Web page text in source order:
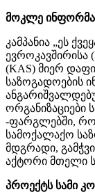
მოკლე
კამპანია „ეს
ევროკავშირისა
(KAS) მიერ
საზოგადოების
ორგანიზაციები
-ფარგლებში,
სამოქალაქო
მდგრადი,
აქტორი მთელი
პროექტს სამი